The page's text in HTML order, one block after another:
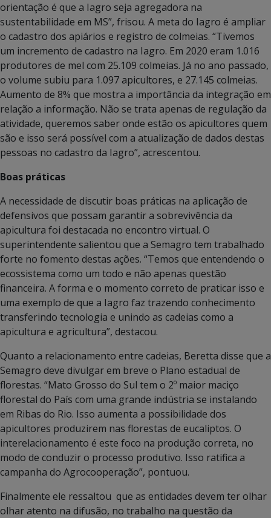
orientação é que a Iagro seja agregadora na
sustentabilidade em MS”, frisou. A meta do Iagro é ampliar
o cadastro dos apiários e registro de colmeias. “Tivemos
um incremento de cadastro na Iagro. Em 2020 eram 1.016
produtores de mel com 25.109 colmeias. Já no ano passado,
o volume subiu para 1.097 apicultores, e 27.145 colmeias.
Aumento de 8% que mostra a importância da integração em
relação a informação. Não se trata apenas de regulação da
atividade, queremos saber onde estão os apicultores quem
são e isso será possível com a atualização de dados destas
pessoas no cadastro da Iagro”, acrescentou.
Boas práticas
A necessidade de discutir boas práticas na aplicação de
defensivos que possam garantir a sobrevivência da
apicultura foi destacada no encontro virtual. O
superintendente salientou que a Semagro tem trabalhado
forte no fomento destas ações. “Temos que entendendo o
ecossistema como um todo e não apenas questão
financeira. A forma e o momento correto de praticar isso e
uma exemplo de que a Iagro faz trazendo conhecimento
transferindo tecnologia e unindo as cadeias como a
apicultura e agricultura”, destacou.
Quanto a relacionamento entre cadeias, Beretta disse que a
Semagro deve divulgar em breve o Plano estadual de
florestas. “Mato Grosso do Sul tem o 2º maior maciço
florestal do País com uma grande indústria se instalando
em Ribas do Rio. Isso aumenta a possibilidade dos
apicultores produzirem nas florestas de eucaliptos. O
interelacionamento é este foco na produção correta, no
modo de conduzir o processo produtivo. Isso ratifica a
campanha do Agrocooperação”, pontuou.
Finalmente ele ressaltou que as entidades devem ter olhar
olhar atento na difusão, no trabalho na questão da